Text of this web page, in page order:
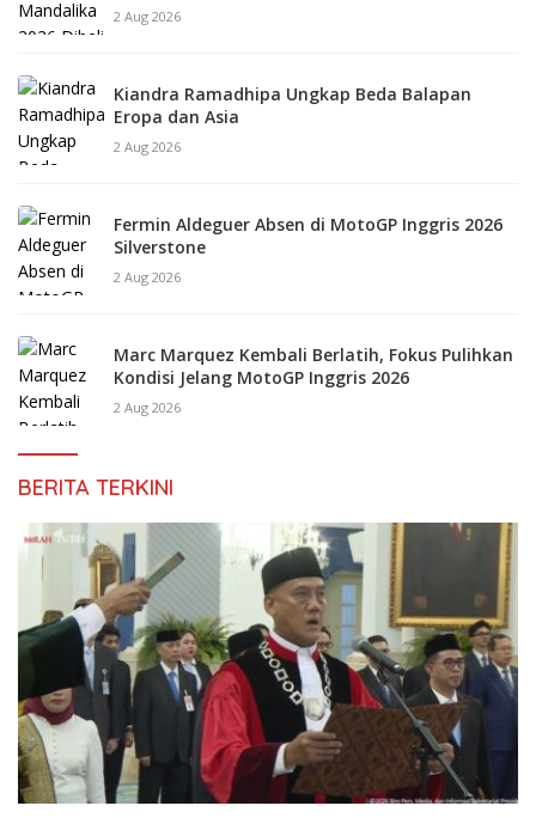
2 Aug 2026
Kiandra Ramadhipa Ungkap Beda Balapan
Eropa dan Asia
2 Aug 2026
Fermin Aldeguer Absen di MotoGP Inggris 2026
Silverstone
2 Aug 2026
Marc Marquez Kembali Berlatih, Fokus Pulihkan
Kondisi Jelang MotoGP Inggris 2026
2 Aug 2026
BERITA TERKINI